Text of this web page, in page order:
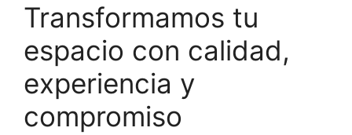
Transformamos tu
espacio con calidad,
experiencia y
compromiso